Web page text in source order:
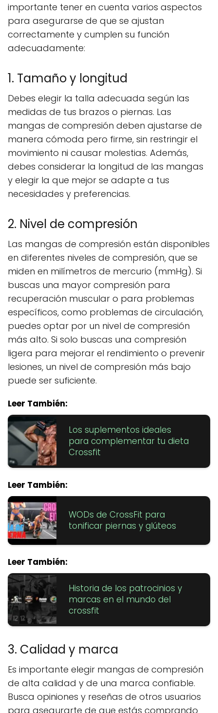
importante tener en cuenta varios aspectos
para asegurarse de que se ajustan
correctamente y cumplen su función
adecuadamente:
1. Tamaño y longitud
Debes elegir la talla adecuada según las
medidas de tus brazos o piernas. Las
mangas de compresión deben ajustarse de
manera cómoda pero firme, sin restringir el
movimiento ni causar molestias. Además,
debes considerar la longitud de las mangas
y elegir la que mejor se adapte a tus
necesidades y preferencias.
2. Nivel de compresión
Las mangas de compresión están disponibles
en diferentes niveles de compresión, que se
miden en milímetros de mercurio (mmHg). Si
buscas una mayor compresión para
recuperación muscular o para problemas
específicos, como problemas de circulación,
puedes optar por un nivel de compresión
más alto. Si solo buscas una compresión
ligera para mejorar el rendimiento o prevenir
lesiones, un nivel de compresión más bajo
puede ser suficiente.
Leer También:
Los suplementos ideales
para complementar tu dieta
Crossfit
Leer También:
WODs de CrossFit para
tonificar piernas y glúteos
Leer También:
Historia de los patrocinios y
marcas en el mundo del
crossfit
3. Calidad y marca
Es importante elegir mangas de compresión
de alta calidad y de una marca confiable.
Busca opiniones y reseñas de otros usuarios
para asegurarte de que estás comprando